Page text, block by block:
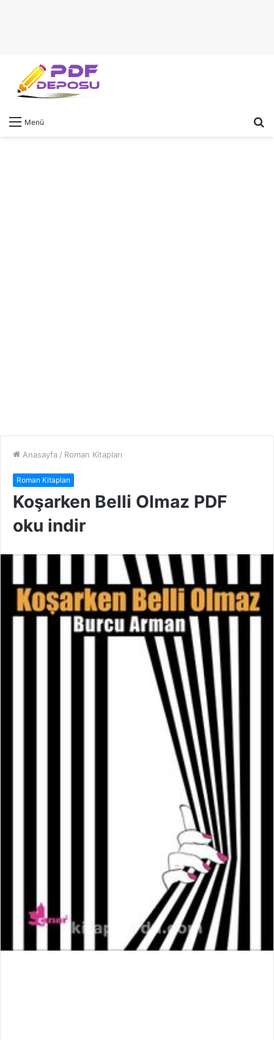
Menü
Anasayfa / Roman Kitapları
Roman Kitapları
Koşarken Belli Olmaz PDF
oku indir